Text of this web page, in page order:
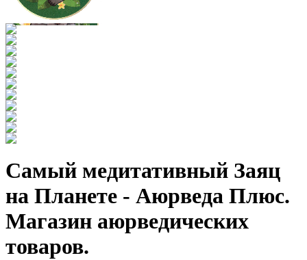
Самый медитативный Заяц
на Планете - Аюрведа Плюс.
Магазин аюрведических
товаров.